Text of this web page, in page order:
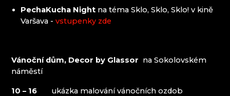
PechaKucha Night na téma Sklo, Sklo, Sklo! v kině
Varšava - vstupenky zde
Vánoční dům, Decor by Glassor na Sokolovském
náměstí
10 – 16
ukázka malování vánočních ozdob